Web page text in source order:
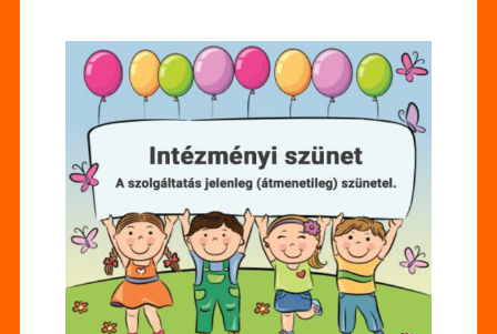
التي تضم صديقك الخاص لأنها تحتوي على ميزة تعدد
اللاعبين.
ومع ذلك، هناك فرصة حقيقية للمقامرة بنوع غير
قانوني من اللعبة.
مع وجود فرق أخرى تقدم الكثير من القوة النارية
يحدث ذلك بما في ذلك مجموعة واسعة من ألعاب
القمار، من المغامرة من الموانئ إلى طريقتك في
الخروج من لعبة البلاك جاك، مما يضمن وجود شيء